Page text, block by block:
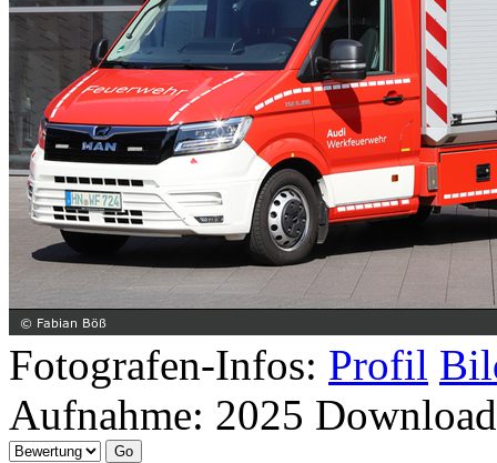
Fotografen-Infos: Profil
Aufnahme: 2025